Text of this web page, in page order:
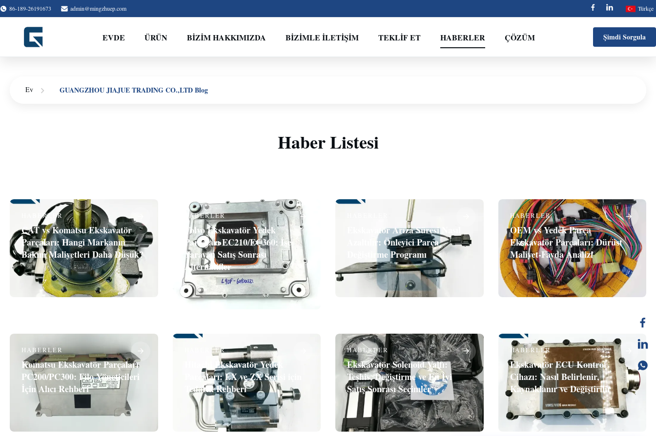
86-189-26191673 admin@mingzhuep.com Türkçe
EVDE ÜRÜN BIZIM HAKKIMIZDA BIZIMLE İLETIŞIM TEKLIF ET HABERLER ÇÖZÜM Şimdi Sorgula
Ev GUANGZHOU JIAJUE TRADING CO.,LTD Blog
Haber Listesi
HABERLER
CAT vs Komatsu Ekskavatör
Parçaları: Hangi Markanın
Bakım Maliyetleri Daha Düşük?
HABERLER
Volvo Ekskavatör Yedek
Parçaları EC210/EC360: İşe
Yarayan Satış Sonrası
Alternatifler
Ekskavatör Arıza Süresi Nasıl
Azaltılır: Önleyici Parça
Değiştirme Programı
HABERLER
OEM vs Yedek Parça
Ekskavatör Parçaları: Dürüst
Maliyet-Fayda Analizi
HABERLER
Komatsu Ekskavatör Parçaları
PC200/PC300: Filo Yöneticileri
İçin Alıcı Rehberi
HABERLER
Hitachi Ekskavatör Yedek
Parçaları: EX ve ZX Serisi için
Tedarik Rehberi
HABERLER
Ekskavatör Solenoid Valfı:
Teşhis, Değiştirme ve En İyi
Satış Sonrası Seçimler
HABERLER
Ekskavatör ECU Kontrol
Cihazı: Nasıl Belirlenir,
Kaynaklanır ve Değiştirilir